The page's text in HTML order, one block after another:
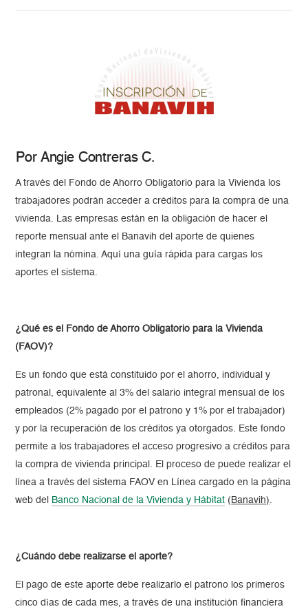
Por Angie Contreras C.
A través del Fondo de Ahorro Obligatorio para la Vivienda los
trabajadores podrán acceder a créditos para la compra de una
vivienda. Las empresas están en la obligación de hacer el
reporte mensual ante el Banavih del aporte de quienes
integran la nómina. Aquí una guía rápida para cargas los
aportes el sistema.
¿Qué es el Fondo de Ahorro Obligatorio para la Vivienda
(FAOV)?
Es un fondo que está constituido por el ahorro, individual y
patronal, equivalente al 3% del salario integral mensual de los
empleados (2% pagado por el patrono y 1% por el trabajador)
y por la recuperación de los créditos ya otorgados. Este fondo
permite a los trabajadores el acceso progresivo a créditos para
la compra de vivienda principal. El proceso de puede realizar el
línea a través del sistema FAOV en Línea cargado en la página
web del
Banco Nacional de la Vivienda y Hábitat ( Banavih).
¿Cuándo debe realizarse el aporte?
El pago de este aporte debe realizarlo el patrono los primeros
cinco días de cada mes, a través de una institución financiera